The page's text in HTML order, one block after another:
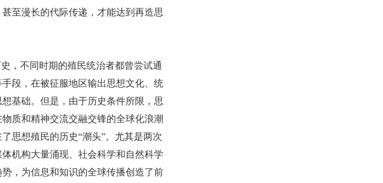
至漫长的代际传递，才能达到再造思
，不同时期的殖民统治者都曾尝试通
段，在被征服地区输出思想文化、统
基础。但是，由于历史条件所限，思
质和精神交流交融交锋的全球化浪潮
思想殖民的历史“潮头”。尤其是两次
机构大量涌现、社会科学和自然科学
，为信息和知识的全球传播创造了前